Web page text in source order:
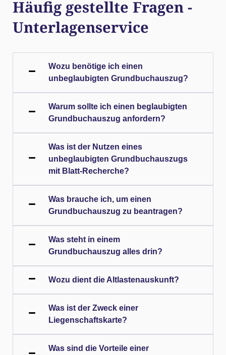
Häufig gestellte Fragen -
Unterlagenservice
Wozu benötige ich einen
unbeglaubigten Grundbuchauszug?
Warum sollte ich einen beglaubigten
Grundbuchauszug anfordern?
Was ist der Nutzen eines
unbeglaubigten Grundbuchauszugs
mit Blatt-Recherche?
Was brauche ich, um einen
Grundbuchauszug zu beantragen?
Was steht in einem
Grundbuchauszug alles drin?
Wozu dient die Altlastenauskunft?
Was ist der Zweck einer
Liegenschaftskarte?
Was sind die Vorteile einer